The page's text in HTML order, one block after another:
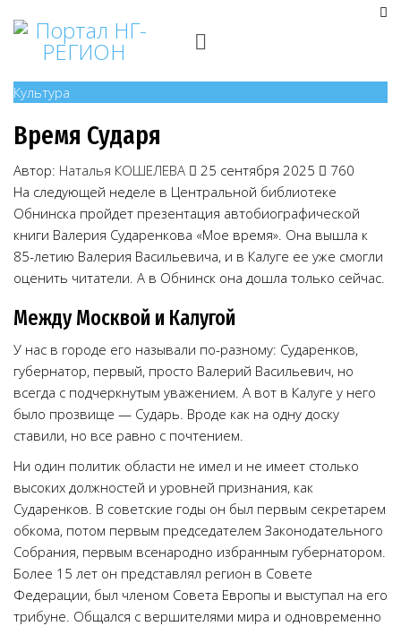
Культура
Время Сударя
Автор: Наталья КОШЕЛЕВА 25 сентября 2025
760
На следующей неделе в Центральной библиотеке
Обнинска пройдет презентация автобиографической
книги Валерия Сударенкова «Мое время». Она вышла к
85-летию Валерия Васильевича, и в Калуге ее уже смогли
оценить читатели. А в Обнинск она дошла только сейчас.
Между Москвой и Калугой
У нас в городе его называли по-разному: Сударенков,
губернатор, первый, просто Валерий Васильевич, но
всегда с подчеркнутым уважением. А вот в Калуге у него
было прозвище — Сударь. Вроде как на одну доску
ставили, но все равно с почтением.
Ни один политик области не имел и не имеет столько
высоких должностей и уровней признания, как
Сударенков. В советские годы он был первым секретарем
обкома, потом первым председателем Законодательного
Собрания, первым всенародно избранным губернатором.
Более 15 лет он представлял регион в Совете
Федерации, был членом Совета Европы и выступал на его
трибуне. Общался с вершителями мира и одновременно